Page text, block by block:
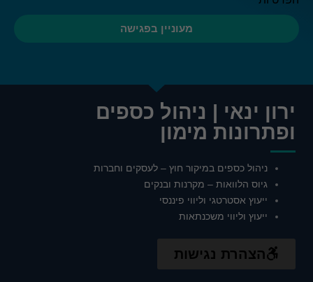
מעוניין בפגישה
ירון ינאי | ניהול כספים
ופתרונות מימון
ניהול כספים במיקור חוץ – לעסקים וחברות
גיוס הלוואות – מקרנות ובנקים
ייעוץ אסטרטגי וליווי פיננסי
ייעוץ וליווי משכנתאות
הצהרת נגישות